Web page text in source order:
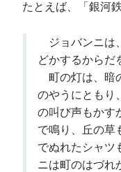
たとえば、「銀河
ジョバンニは
どかするからだ
町の灯は、暗
のやうにともり
の叫び声もかす
で鳴り、丘の草
でぬれたシャツ
ニは町のはづれ